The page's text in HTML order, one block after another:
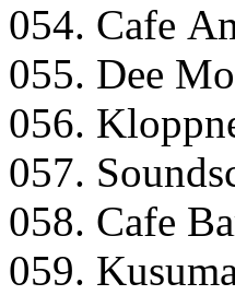
054. Cаfе
055. Dее
056.
057.
058. Cаfe
059.